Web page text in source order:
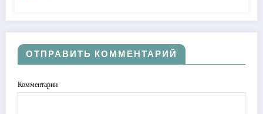
ОТПРАВИТЬ КОММЕНТАРИЙ
Комментарии